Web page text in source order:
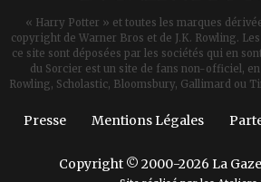
« Harry Potter » et toutes les marques
copyright de Warner Bros et de J.K. Rowling.
ce site sont déposées par les sociétés qui en
du Sorcier est un site de fans non-officiel,
Rowling, Scholastic, Bloomsbury, Gallimard ou
Presse Mentions Légales
Copyright © 2000-2026 La